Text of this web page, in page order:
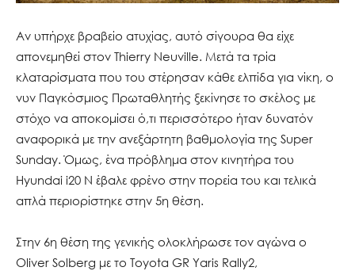
Αν υπήρχε βραβείο ατυχίας, αυτό σίγουρα θα είχε
απονεμηθεί στον Thierry Neuville. Μετά τα τρία
κλαταρίσματα που του στέρησαν κάθε ελπίδα για νίκη, ο
νυν Παγκόσμιος Πρωταθλητής ξεκίνησε το σκέλος με
στόχο να αποκομίσει ό,τι περισσότερο ήταν δυνατόν
αναφορικά με την ανεξάρτητη βαθμολογία της Super
Sunday. Όμως, ένα πρόβλημα στον κινητήρα του
Hyundai i20 Ν έβαλε φρένο στην πορεία του και τελικά
απλά περιορίστηκε στην 5η θέση.
Στην 6η θέση της γενικής ολοκλήρωσε τον αγώνα ο
Oliver Solberg με το Toyota GR Yaris Rally2,